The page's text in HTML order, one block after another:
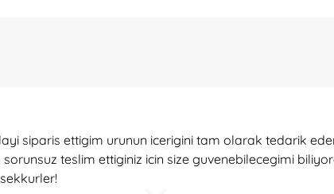
siparis ettigim urunun icerigini tam olarak tedarik
teslim ettiginiz icin size guvenebilecegimi